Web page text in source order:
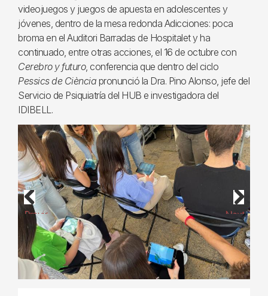
videojuegos y juegos de apuesta en adolescentes y
jóvenes, dentro de la mesa redonda Adicciones: poca
broma en el Auditori Barradas de Hospitalet y ha
continuado, entre otras acciones, el 16 de octubre con
Cerebro y futuro, conferencia que dentro del ciclo
Pessics de Ciència pronunció la Dra. Pino Alonso, jefe del
Servicio de Psiquiatría del HUB e investigadora del
IDIBELL.
Previous Next